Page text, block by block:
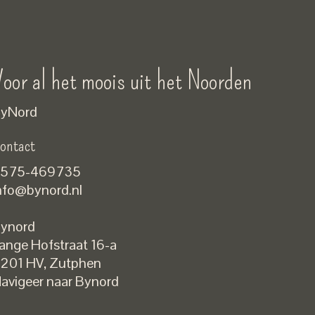
al het moois uit het Noorden
469735
Hofstraat 16-a
HV,Zutphen
naar Bynord